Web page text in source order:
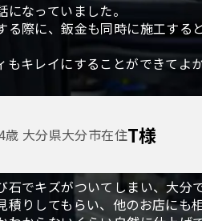
なっていました。
る際に、鈑金も同時に施工す
キレイにすることができてよか
歳 大分県大分市在住T様
石でキズがついてしまい、大
積りしてもらい、他のお店にも